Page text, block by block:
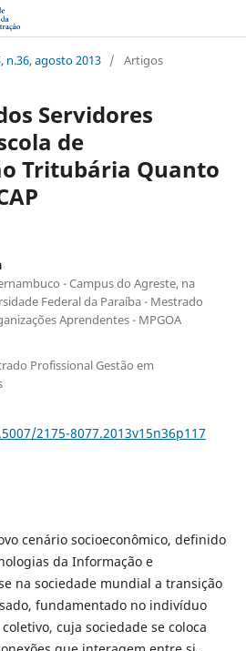
n.36, agosto 2013 / Artigos
Servidores
de
Tritubária Quanto
- Campus do Agreste, na
Federal da Paraíba - Mestrado
Aprendentes - MPGOA
Profissional Gestão em
2175-8077.2013v15n36p117
cenário socioeconômico, definido
da Informação e
na sociedade mundial a transição
fundamentado no indivíduo
cuja sociedade se coloca